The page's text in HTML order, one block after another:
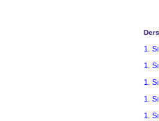
1.
1.
1.
1.
1.